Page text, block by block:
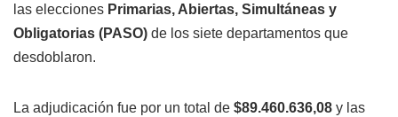
las elecciones Primarias, Abiertas, Simultáneas y
Obligatorias (PASO) de los siete departamentos que
desdoblaron.
La adjudicación fue por un total de $89.460.636,08 y las